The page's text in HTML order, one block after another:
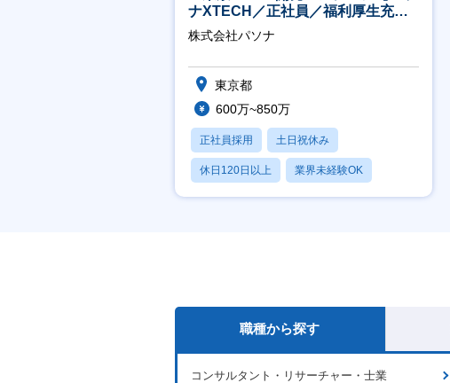
ナXTECH／正社員／福利厚生充実
◎】
株式会社パソナ
東京都
600万~850万
正社員採用 土日祝休み
休日120日以上 業界未経験OK
産休・育休あり
職種から探す
コンサルタント・リサーチャー・士業